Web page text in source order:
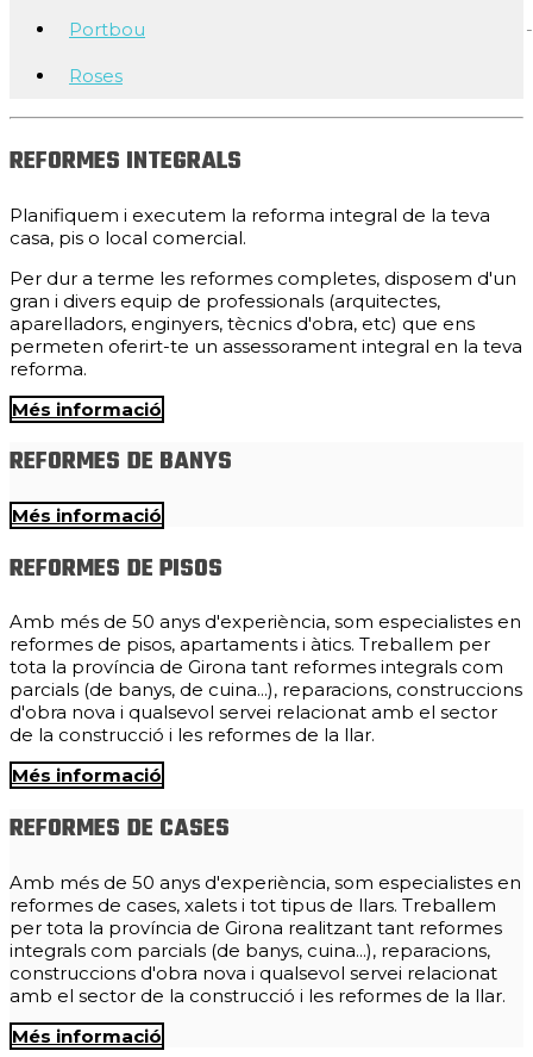
Portbou
Roses
REFORMES INTEGRALS
Planifiquem i executem la reforma integral de la teva
casa, pis o local comercial.
Per dur a terme les reformes completes, disposem d'un
gran i divers equip de professionals (arquitectes,
aparelladors, enginyers, tècnics d'obra, etc) que ens
permeten oferirt-te un assessorament integral en la teva
reforma.
Més informació
REFORMES DE BANYS
Més informació
REFORMES DE PISOS
Amb més de 50 anys d'experiència, som especialistes en
reformes de pisos, apartaments i àtics. Treballem per
tota la província de Girona tant reformes integrals com
parcials (de banys, de cuina...), reparacions, construccions
d'obra nova i qualsevol servei relacionat amb el sector
de la construcció i les reformes de la llar.
Més informació
REFORMES DE CASES
Amb més de 50 anys d'experiència, som especialistes en
reformes de cases, xalets i tot tipus de llars. Treballem
per tota la província de Girona realitzant tant reformes
integrals com parcials (de banys, cuina...), reparacions,
construccions d'obra nova i qualsevol servei relacionat
amb el sector de la construcció i les reformes de la llar.
Més informació